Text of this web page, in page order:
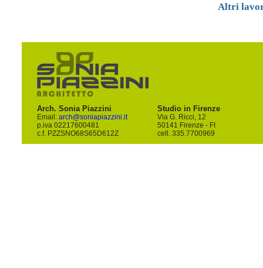
Altri
Arch. Sonia Piazzini
Email: arch@soniapiazzini.it
p.iva 02217600481
c.f. PZZSNO68S65D612Z
Studio in Firenze
Via G. Ricci, 12
50141 Firenze - FI
cell. 335.7700969